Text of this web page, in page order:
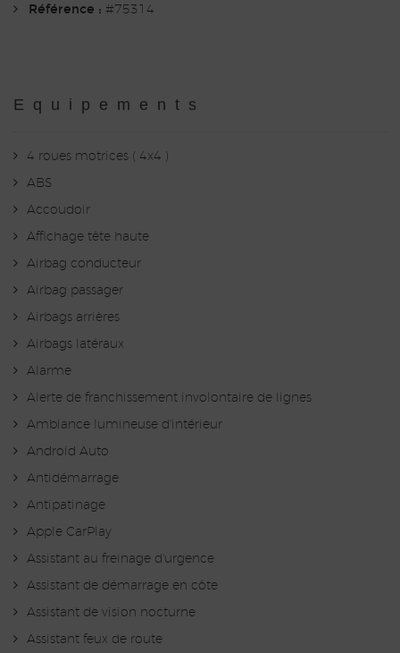
Référence : #75314
Equipements
4 roues motrices ( 4x4 )
ABS
Accoudoir
Affichage tête haute
Airbag conducteur
Airbag passager
Airbags arrières
Airbags latéraux
Alarme
Alerte de franchissement involontaire de lignes
Ambiance lumineuse d'intérieur
Android Auto
Antidémarrage
Antipatinage
Apple CarPlay
Assistant au freinage d'urgence
Assistant de démarrage en côte
Assistant de vision nocturne
Assistant feux de route